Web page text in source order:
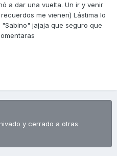
a dar una vuelta. Un ir y venir
me vienen) Lástima lo
jajaja que seguro que
y cerrado a otras